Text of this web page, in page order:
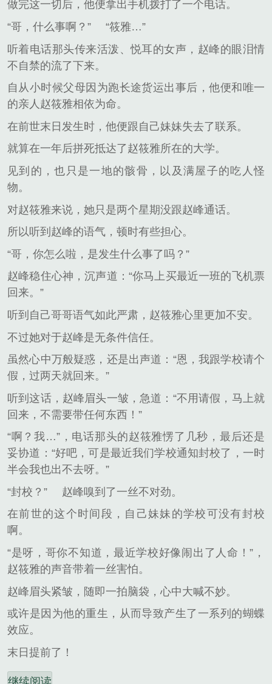
做完这一切后，他便拿出手机拨打了一个电话。
“哥，什么事啊？”
“筱雅…”
听着电话那头传来活泼、悦耳的女声，赵峰的眼泪情
不自禁的流了下来。
自从小时候父母因为跑长途货运出事后，他便和唯一
的亲人赵筱雅相依为命。
在前世末日发生时，他便跟自己妹妹失去了联系。
就算在一年后拼死抵达了赵筱雅所在的大学。
见到的，也只是一地的骸骨，以及满屋子的吃人怪
物。
对赵筱雅来说，她只是两个星期没跟赵峰通话。
所以听到赵峰的语气，顿时有些担心。
“哥，你怎么啦，是发生什么事了吗？”
赵峰稳住心神，沉声道：“你马上买最近一班的飞机票
回来。”
听到自己哥哥语气如此严肃，赵筱雅心里更加不安。
不过她对于赵峰是无条件信任。
虽然心中万般疑惑，还是出声道：“恩，我跟学校请个
假，过两天就回来。”
听到这话，赵峰眉头一皱，急道：“不用请假，马上就
回来，不需要带任何东西！”
“啊？我…”，电话那头的赵筱雅愣了几秒，最后还是
妥协道：“好吧，可是最近我们学校通知封校了，一时
半会我也出不去呀。”
“封校？”
赵峰嗅到了一丝不对劲。
在前世的这个时间段，自己妹妹的学校可没有封校
啊。
“是呀，哥你不知道，最近学校好像闹出了人命！”，
赵筱雅的声音带着一丝害怕。
赵峰眉头紧皱，随即一拍脑袋，心中大喊不妙。
或许是因为他的重生，从而导致产生了一系列的蝴蝶
效应。
末日提前了！